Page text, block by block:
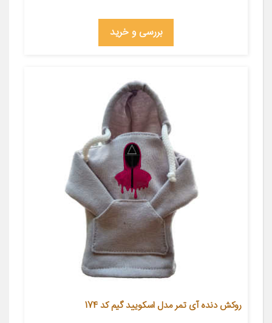
بررسی و خرید
روکش دنده آی تمر مدل اسکویید گیم کد 174